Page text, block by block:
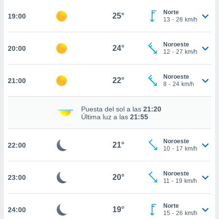
se
Puedes
acceder a
19:00 25°
Norte
13 - 28 km/h
20:00 24°
Noroeste
12 - 27 km/h
21:00 22°
Noroeste
8 - 24 km/h
Puesta del sol a las 21:20
Última luz a las 21:55
22:00 21°
Noroeste
10 - 17 km/h
23:00 20°
Noroeste
11 - 19 km/h
24:00 19°
Norte
15 - 26 km/h